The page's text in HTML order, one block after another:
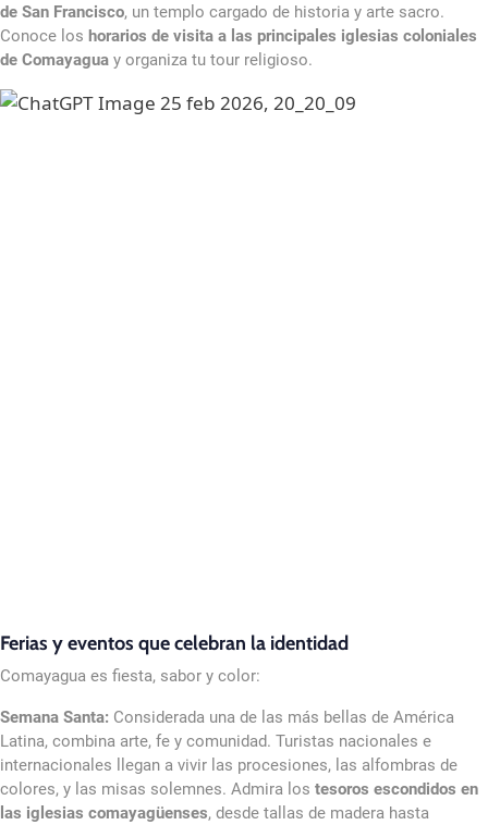
de San Francisco, un templo cargado de historia y arte sacro.
Conoce los horarios de visita a las principales iglesias coloniales
de Comayagua y organiza tu tour religioso.
Ferias y eventos que celebran la identidad
Comayagua es fiesta, sabor y color:
Semana Santa: Considerada una de las más bellas de América
Latina, combina arte, fe y comunidad. Turistas nacionales e
internacionales llegan a vivir las procesiones, las alfombras de
colores, y las misas solemnes. Admira los tesoros escondidos en
las iglesias comayagüenses, desde tallas de madera hasta